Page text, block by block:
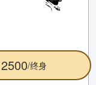
2500/终身